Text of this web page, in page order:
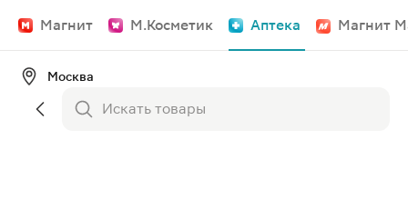
Магнит М.Косметик Аптека Магнит
Москва